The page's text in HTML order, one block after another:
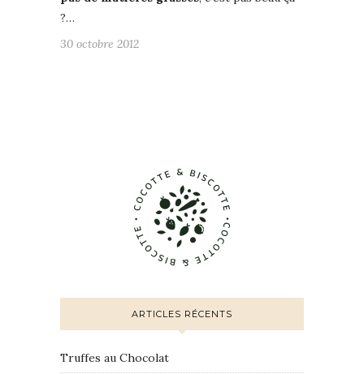
?…
30 octobre 2012
ARTICLES RÉCENTS
Truffes au Chocolat